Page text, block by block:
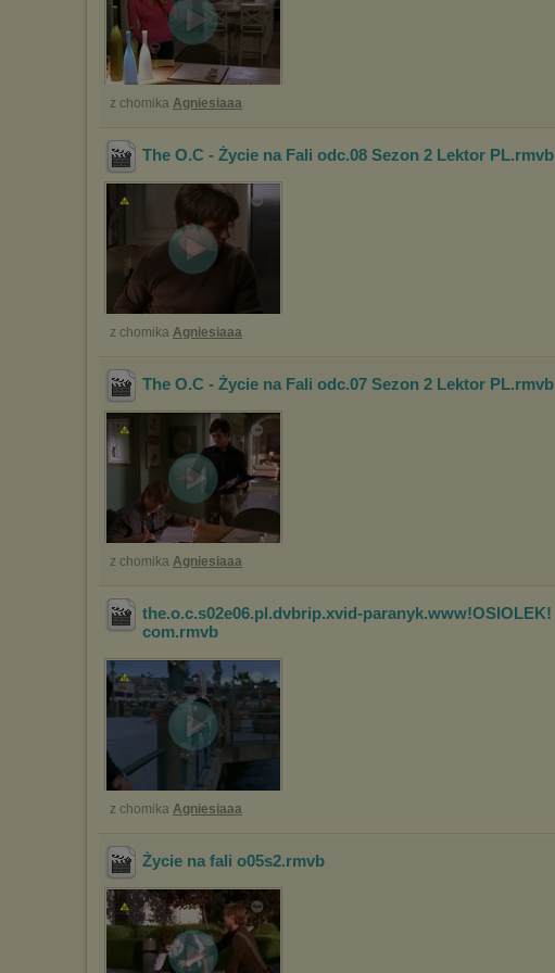
z chomika Agniesiaaa
The O.C - Życie na Fali odc.08 Sezon 2 Lektor PL.rmvb
z chomika Agniesiaaa
The O.C - Życie na Fali odc.07 Sezon 2 Lektor PL.rmvb
z chomika Agniesiaaa
the.o.c.s02e06.pl.dvbrip.xvid-paranyk.www!OSIOLEK!
com.rmvb
z chomika Agniesiaaa
Życie na fali o05s2.rmvb